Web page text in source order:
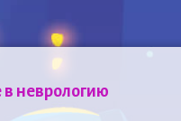
неврологию